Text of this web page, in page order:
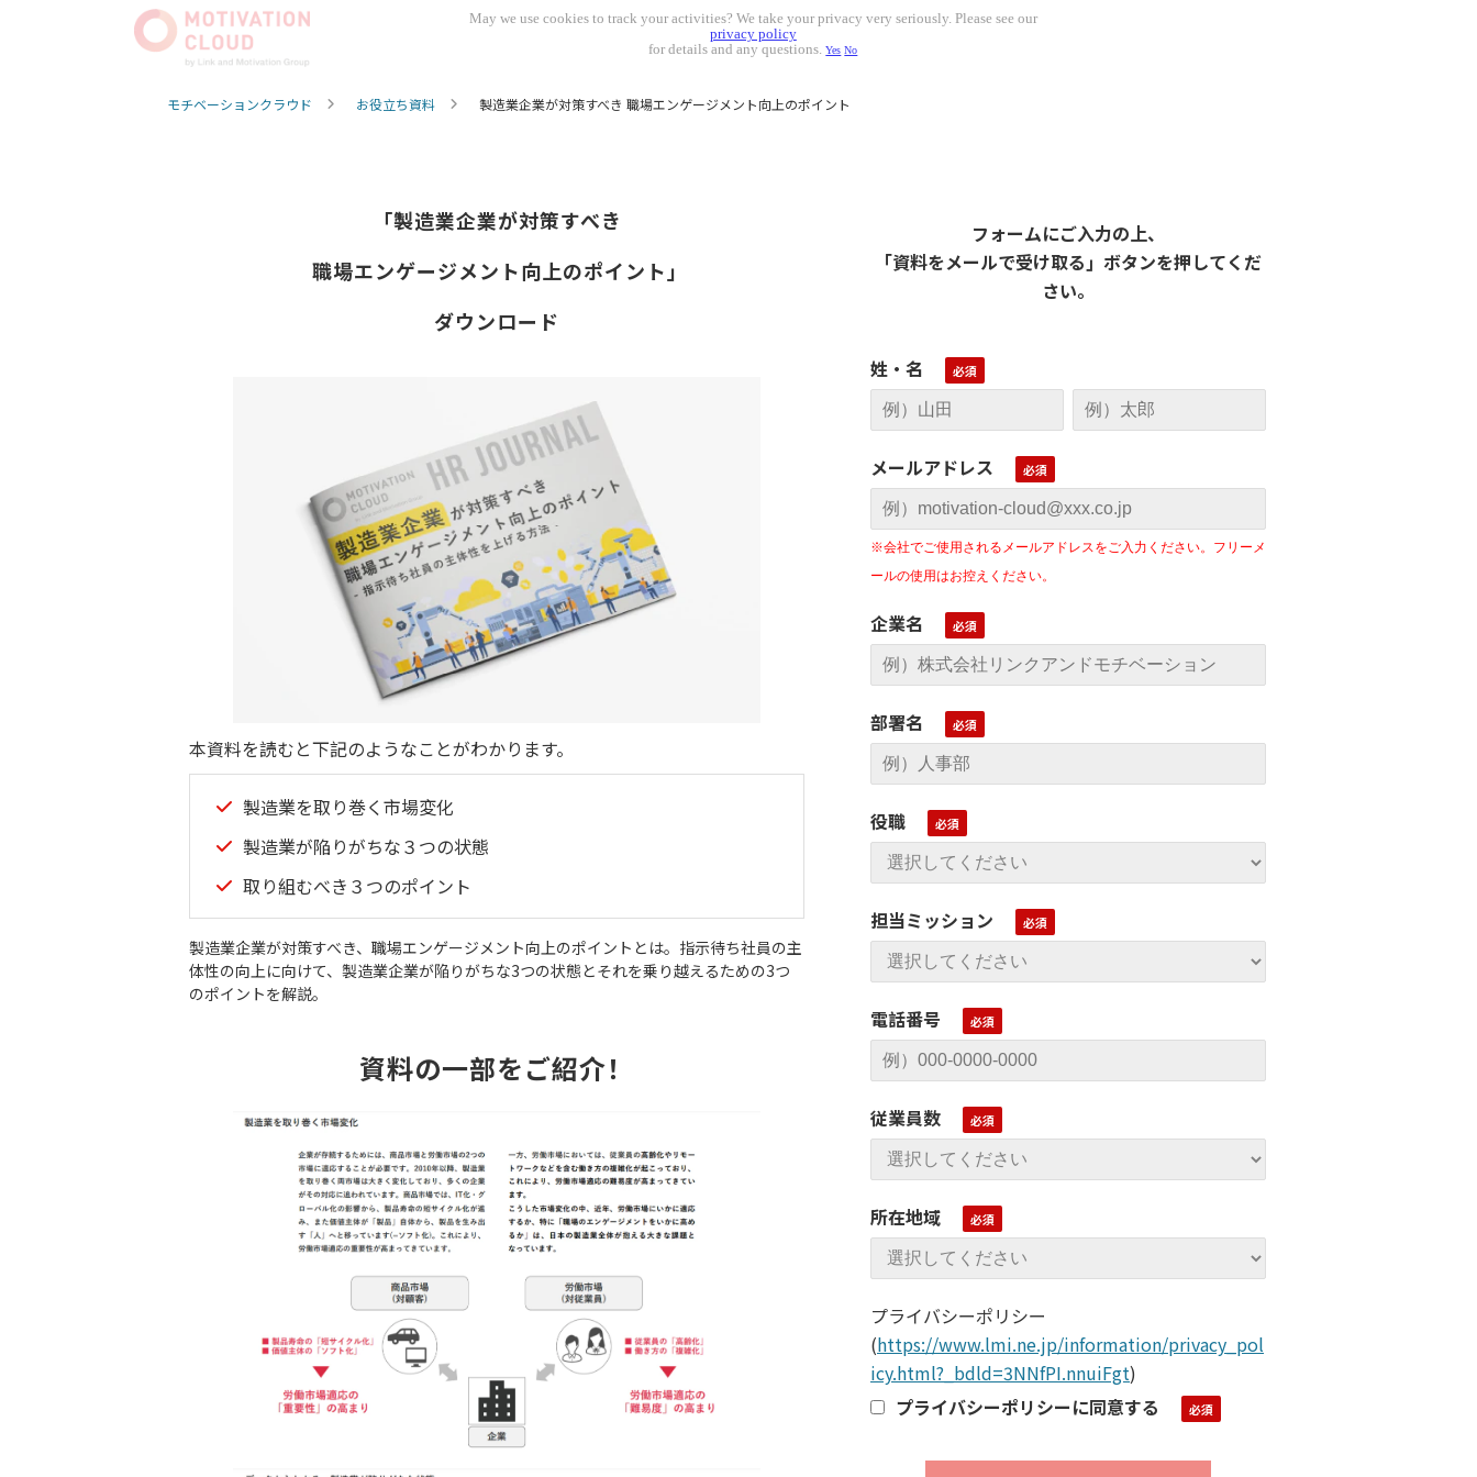
モチベーションクラウド お役立ち資料 製造業企業が対策すべき 職場エンゲージメント向上のポイント
「製造業企業が対策すべき
職場エンゲージメント向上のポイント」
ダウンロード
本資料を読むと下記のようなことがわかります。
製造業を取り巻く市場変化
製造業が陥りがちな３つの状態
取り組むべき３つのポイント
製造業企業が対策すべき、職場エンゲージメント向上のポイントとは。指示待ち社員の主
体性の向上に向けて、製造業企業が陥りがちな3つの状態とそれを乗り越えるための3つ
のポイントを解説。
資料の一部をご紹介！
フォームにご入力の上、
「資料をメールで受け取る」ボタンを押してくだ
さい。
姓・名
メールアドレス
※会社でご使用されるメールアドレスをご入力ください。フリーメ
ールの使用はお控えください。
企業名
部署名
役職
担当ミッション
電話番号
従業員数
所在地域
プライバシーポリシー
(https://www.lmi.ne.jp/information/privacy_pol
icy.html?_bdld=3NNfPI.nnuiFgt)
プライバシーポリシーに同意する
May we use cookies to track your activities? We take your privacy very seriously. Please see our
privacy policy
for details and any questions.Yes No